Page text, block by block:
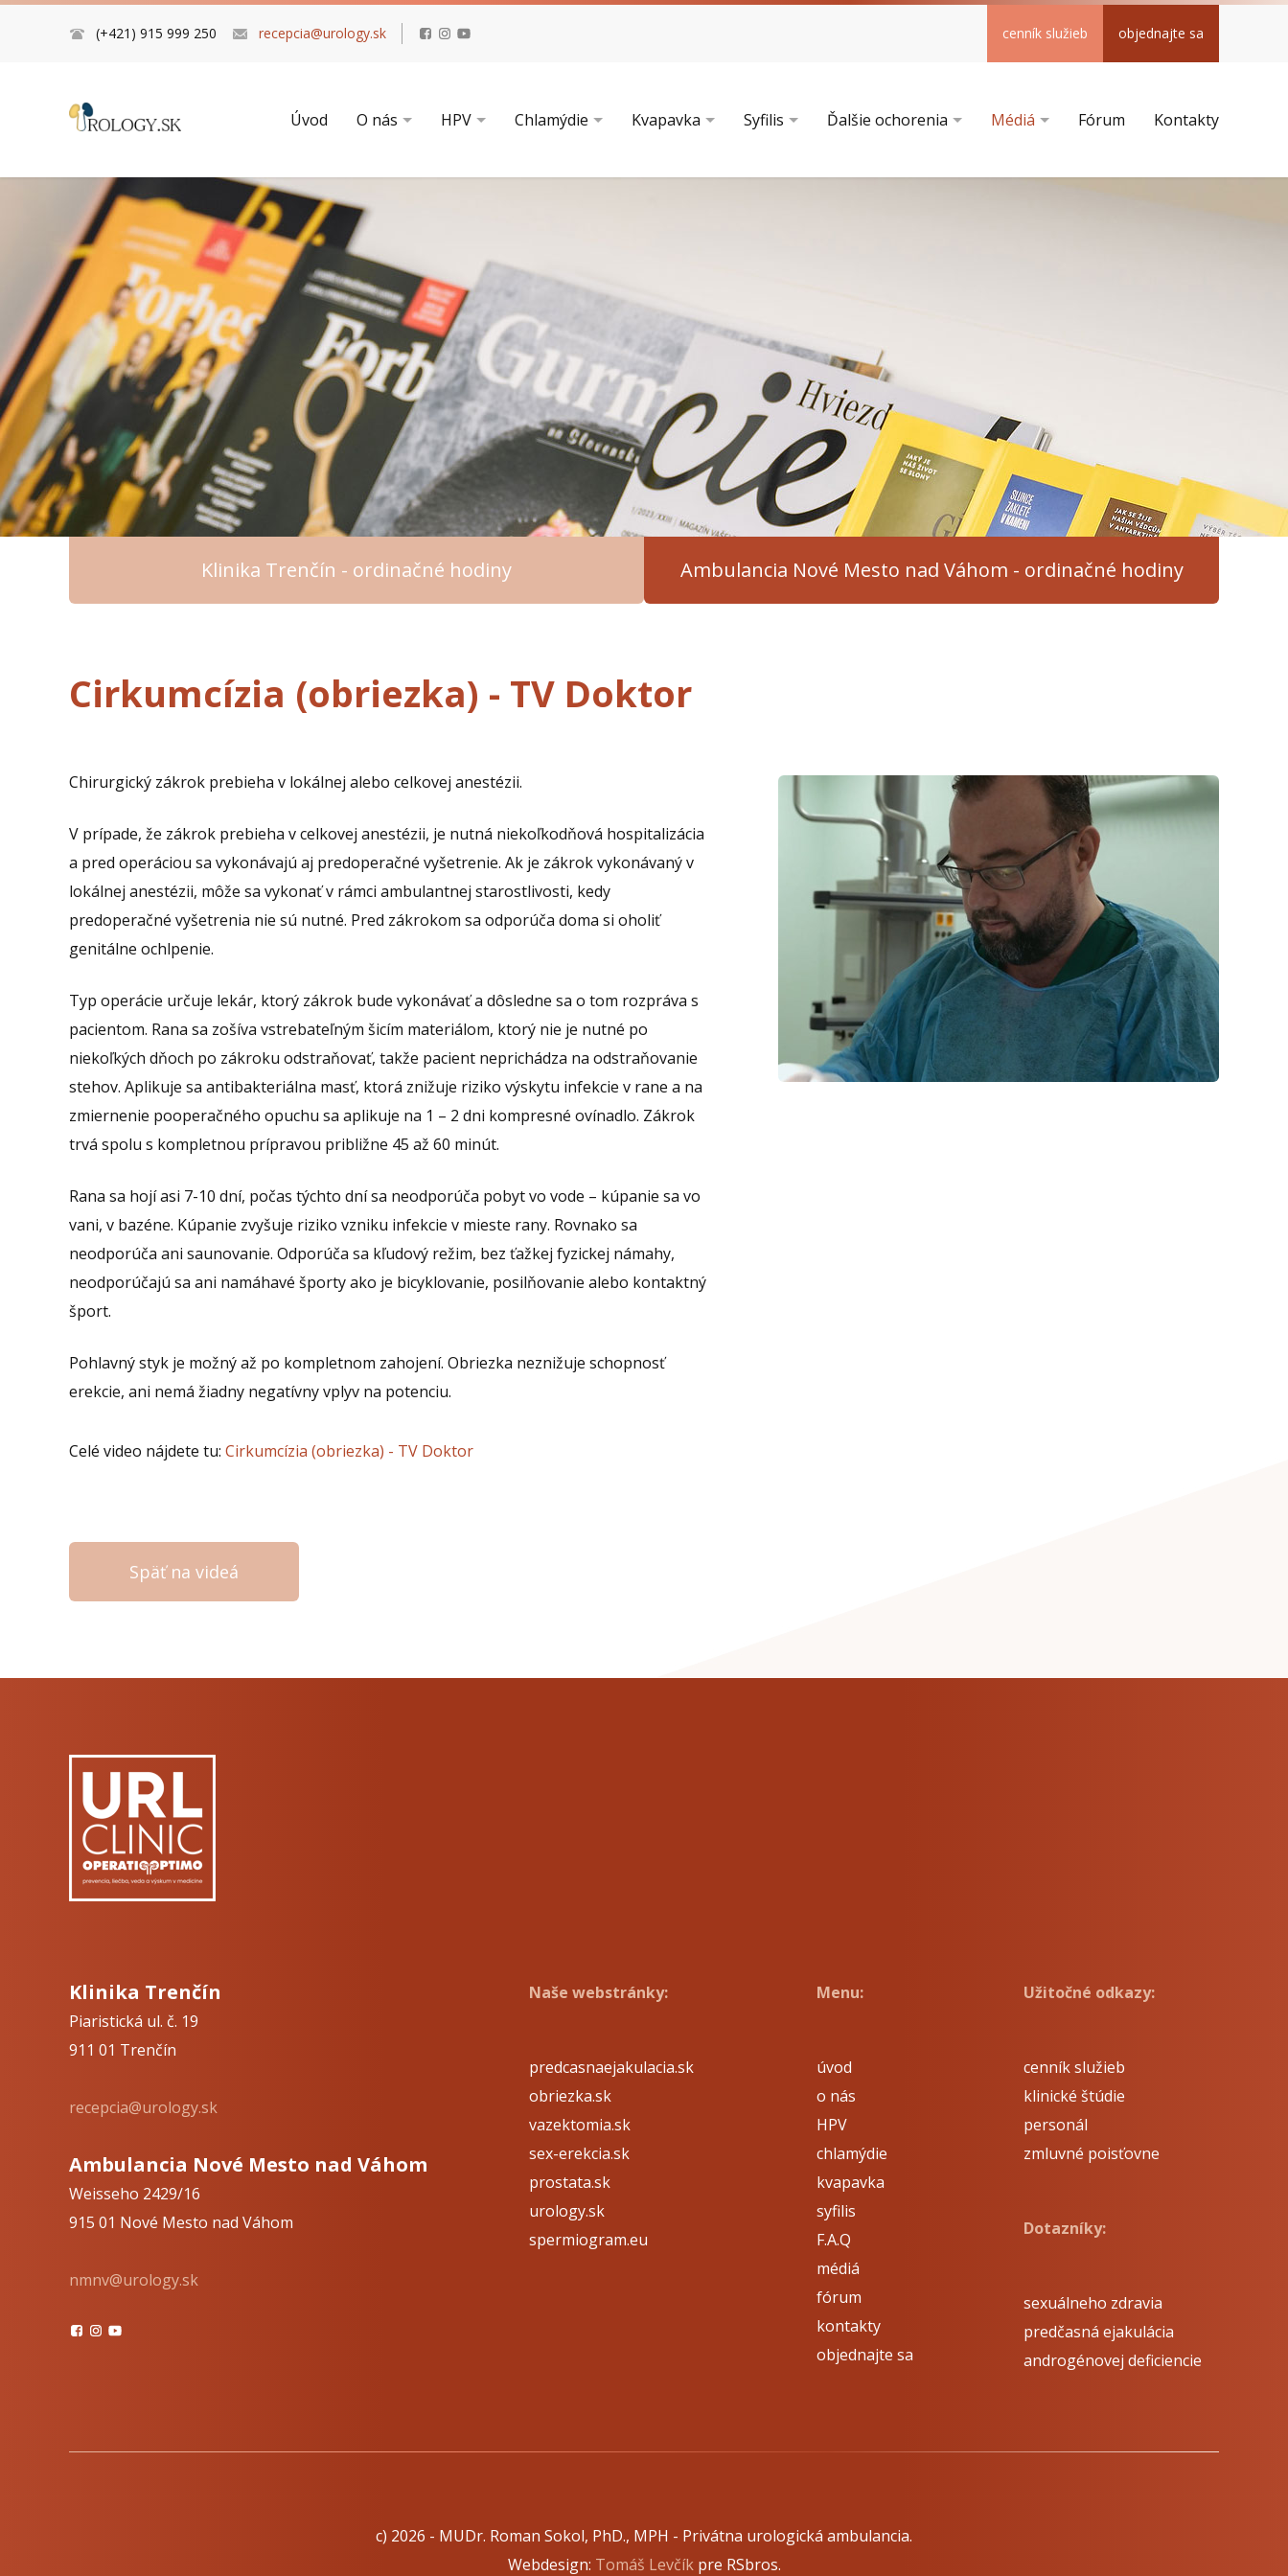
(+421) 915 999 250 recepcia@urology.sk cenník služieb objednajte sa
Úvod O nás HPV Chlamýdie Kvapavka Syfilis Ďalšie ochorenia Médiá Fórum Kontakty
Klinika Trenčín - ordinačné hodiny Ambulancia Nové Mesto nad Váhom - ordinačné hodiny
Cirkumcízia (obriezka) - TV Doktor
Chirurgický zákrok prebieha v lokálnej alebo celkovej anestézii.
V prípade, že zákrok prebieha v celkovej anestézii, je nutná niekoľkodňová hospitalizácia
a pred operáciou sa vykonávajú aj predoperačné vyšetrenie. Ak je zákrok vykonávaný v
lokálnej anestézii, môže sa vykonať v rámci ambulantnej starostlivosti, kedy
predoperačné vyšetrenia nie sú nutné. Pred zákrokom sa odporúča doma si oholiť
genitálne ochlpenie.
Typ operácie určuje lekár, ktorý zákrok bude vykonávať a dôsledne sa o tom rozpráva s
pacientom. Rana sa zošíva vstrebateľným šicím materiálom, ktorý nie je nutné po
niekoľkých dňoch po zákroku odstraňovať, takže pacient neprichádza na odstraňovanie
stehov. Aplikuje sa antibakteriálna masť, ktorá znižuje riziko výskytu infekcie v rane a na
zmiernenie pooperačného opuchu sa aplikuje na 1 – 2 dni kompresné ovínadlo. Zákrok
trvá spolu s kompletnou prípravou približne 45 až 60 minút.
Rana sa hojí asi 7-10 dní, počas týchto dní sa neodporúča pobyt vo vode – kúpanie sa vo
vani, v bazéne. Kúpanie zvyšuje riziko vzniku infekcie v mieste rany. Rovnako sa
neodporúča ani saunovanie. Odporúča sa kľudový režim, bez ťažkej fyzickej námahy,
neodporúčajú sa ani namáhavé športy ako je bicyklovanie, posilňovanie alebo kontaktný
šport.
Pohlavný styk je možný až po kompletnom zahojení. Obriezka neznižuje schopnosť
erekcie, ani nemá žiadny negatívny vplyv na potenciu.
Celé video nájdete tu: Cirkumcízia (obriezka) - TV Doktor
Späť na videá
Klinika Trenčín
Piaristická ul. č. 19
911 01 Trenčín
recepcia@urology.sk
Ambulancia Nové Mesto nad Váhom
Weisseho 2429/16
915 01 Nové Mesto nad Váhom
nmnv@urology.sk
Naše webstránky:
predcasnaejakulacia.sk
obriezka.sk
vazektomia.sk
sex-erekcia.sk
prostata.sk
urology.sk
spermiogram.eu
Menu:
úvod
o nás
HPV
chlamýdie
kvapavka
syfilis
F.A.Q
médiá
fórum
kontakty
objednajte sa
Užitočné odkazy:
cenník služieb
klinické štúdie
personál
zmluvné poisťovne
Dotazníky:
sexuálneho zdravia
predčasná ejakulácia
androgénovej deficiencie
c) 2026 - MUDr. Roman Sokol, PhD., MPH - Privátna urologická ambulancia.
Webdesign: Tomáš Levčíkpre RSbros.